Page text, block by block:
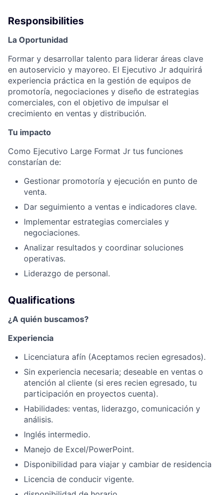
Responsibilities
La Oportunidad
Formar y desarrollar talento para liderar áreas clave
en autoservicio y mayoreo. El Ejecutivo Jr adquirirá
experiencia práctica en la gestión de equipos de
promotoría, negociaciones y diseño de estrategias
comerciales, con el objetivo de impulsar el
crecimiento en ventas y distribución.
Tu impacto
Como Ejecutivo Large Format Jr tus funciones
constarían de:
Gestionar promotoría y ejecución en punto de
venta.
Dar seguimiento a ventas e indicadores clave.
Implementar estrategias comerciales y
negociaciones.
Analizar resultados y coordinar soluciones
operativas.
Liderazgo de personal.
Qualifications
¿A quién buscamos?
Experiencia
Licenciatura afín (Aceptamos recien egresados).
Sin experiencia necesaria; deseable en ventas o
atención al cliente (si eres recien egresado, tu
participación en proyectos cuenta).
Habilidades: ventas, liderazgo, comunicación y
análisis.
Inglés intermedio.
Manejo de Excel/PowerPoint.
Disponibilidad para viajar y cambiar de residencia
Licencia de conducir vigente.